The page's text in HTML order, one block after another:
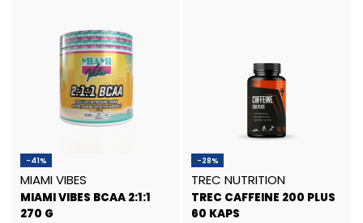
-41%
MIAMI VIBES
MIAMI VIBES BCAA 2:1:1
270 G
-28%
TREC NUTRITION
TREC CAFFEINE 200 PLUS
60 KAPS